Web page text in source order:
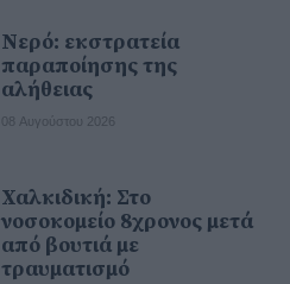
Νερό: εκστρατεία
παραποίησης της
αλήθειας
08 Αυγούστου 2026
Χαλκιδική: Στο
νοσοκομείο 8χρονος μετά
από βουτιά με
τραυματισμό